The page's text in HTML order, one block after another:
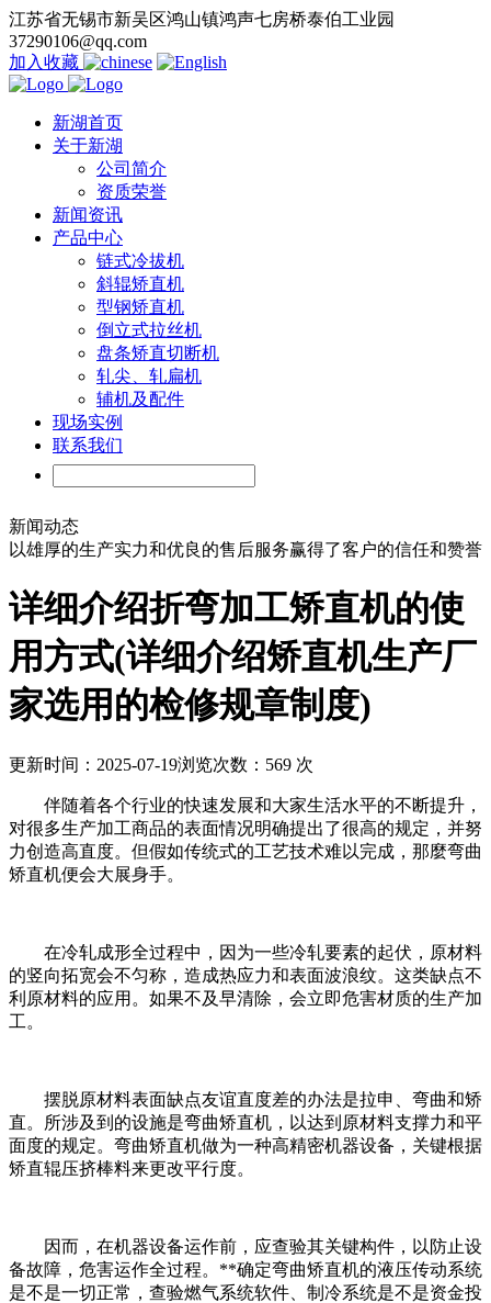
江苏省无锡市新吴区鸿山镇鸿声七房桥泰伯工业园
37290106@qq.com
加入收藏
新湖首页
关于新湖
公司简介
资质荣誉
新闻资讯
产品中心
链式冷拔机
斜辊矫直机
型钢矫直机
倒立式拉丝机
盘条矫直切断机
轧尖、轧扁机
辅机及配件
现场实例
联系我们
新闻动态
以雄厚的生产实力和优良的售后服务赢得了客户的信任和赞誉
详细介绍折弯加工矫直机的使
用方式(详细介绍矫直机生产厂
家选用的检修规章制度)
更新时间：2025-07-19浏览次数：569 次
伴随着各个行业的快速发展和大家生活水平的不断提升，
对很多生产加工商品的表面情况明确提出了很高的规定，并努
力创造高直度。但假如传统式的工艺技术难以完成，那麼弯曲
矫直机便会大展身手。
在冷轧成形全过程中，因为一些冷轧要素的起伏，原材料
的竖向拓宽会不匀称，造成热应力和表面波浪纹。这类缺点不
利原材料的应用。如果不及早清除，会立即危害材质的生产加
工。
摆脱原材料表面缺点友谊直度差的办法是拉申、弯曲和矫
直。所涉及到的设施是弯曲矫直机，以达到原材料支撑力和平
面度的规定。弯曲矫直机做为一种高精密机器设备，关键根据
矫直辊压挤棒料来更改平行度。
因而，在机器设备运作前，应查验其关键构件，以防止设
备故障，危害运作全过程。**确定弯曲矫直机的液压传动系统
是不是一切正常，查验燃气系统软件、制冷系统是不是资金投